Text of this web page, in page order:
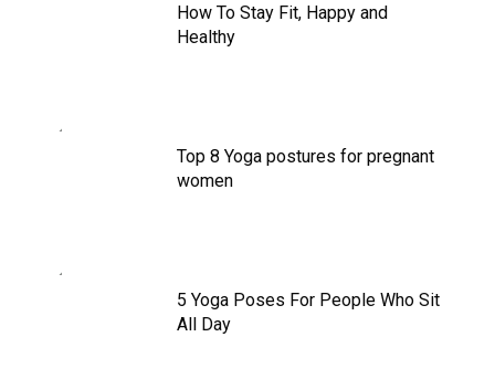
How To Stay Fit, Happy and
Healthy
Top 8 Yoga postures for pregnant
women
5 Yoga Poses For People Who Sit
All Day